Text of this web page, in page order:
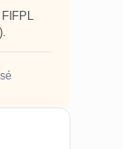
FIFPL